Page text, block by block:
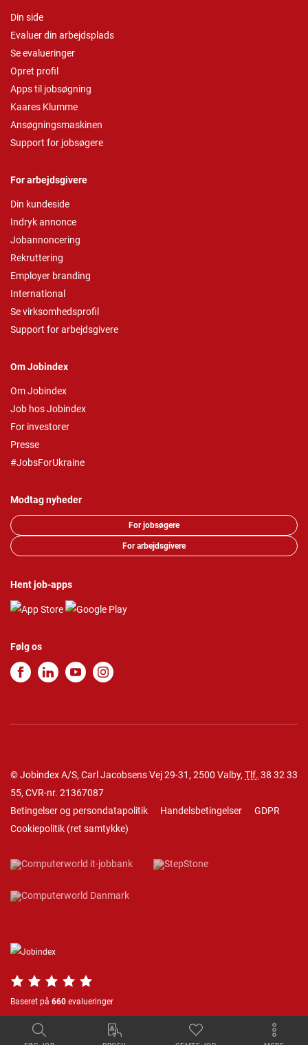
Din side
Evaluer din arbejdsplads
Se evalueringer
Opret profil
Apps til jobsøgning
Kaares Klumme
Ansøgningsmaskinen
Support for jobsøgere
For arbejdsgivere
Din kundeside
Indryk annonce
Jobannoncering
Rekruttering
Employer branding
International
Se virksomhedsprofil
Support for arbejdsgivere
Om Jobindex
Om Jobindex
Job hos Jobindex
For investorer
Presse
#JobsForUkraine
Modtag nyheder
For jobsøgere
For arbejdsgivere
Hent job-apps
Følg os
© Jobindex A/S, Carl Jacobsens Vej 29-31, 2500 Valby, Tlf. 38 32 33
55, CVR-nr. 21367087
Betingelser og persondatapolitik
Handelsbetingelser
GDPR
Cookiepolitik (ret samtykke)
Baseret på 660 evalueringer